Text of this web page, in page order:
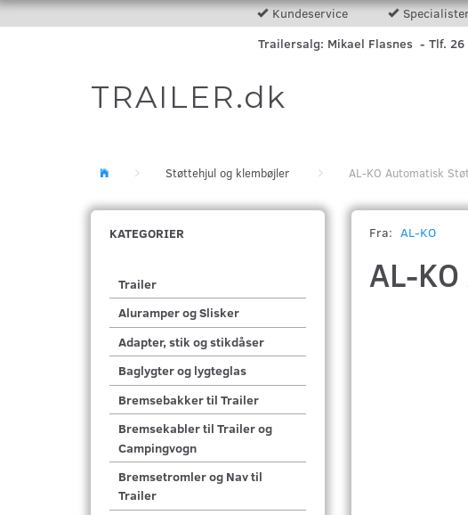
Kundeservice
Trailersalg: Mikael Flasnes - Tlf.
TRAILER.dk
Støttehjul og klembøjler AL-KO Automatisk
KATEGORIER
Trailer
Aluramper og Slisker
Adapter, stik og stikdåser
Baglygter og lygteglas
Bremsebakker til Trailer
Bremsekabler til Trailer og
Campingvogn
Bremsetromler og Nav til
Trailer
Fra: AL-KO
AL-